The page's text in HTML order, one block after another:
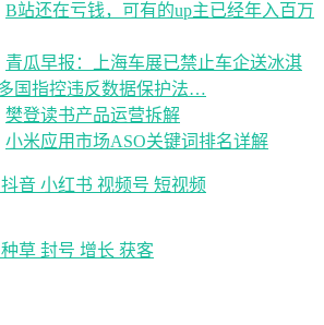
B站还在亏钱，可有的up主已经年入百万
青瓜早报：上海车展已禁止车企送冰淇
国指控违反数据保护法…
樊登读书产品运营拆解
小米应用市场ASO关键词排名详解
抖音 小红书 视频号 短视频
种草 封号 增长 获客